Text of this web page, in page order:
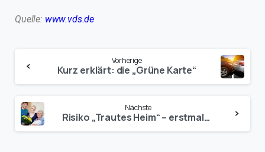
Quelle: www.vds.de
Vorherige
Kurz erklärt: die „Grüne Karte“
Nächste
Risiko „Trautes Heim“ – erstmals mehr als 10.000 Unfalltote in privaten Haushalten